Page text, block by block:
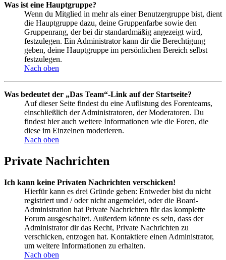
Was ist eine Hauptgruppe?
Wenn du Mitglied in mehr als einer Benutzergruppe bist, dient
die Hauptgruppe dazu, deine Gruppenfarbe sowie den
Gruppenrang, der bei dir standardmäßig angezeigt wird,
festzulegen. Ein Administrator kann dir die Berechtigung
geben, deine Hauptgruppe im persönlichen Bereich selbst
festzulegen.
Nach oben
Was bedeutet der „Das Team“-Link auf der Startseite?
Auf dieser Seite findest du eine Auflistung des Forenteams,
einschließlich der Administratoren, der Moderatoren. Du
findest hier auch weitere Informationen wie die Foren, die
diese im Einzelnen moderieren.
Nach oben
Private Nachrichten
Ich kann keine Privaten Nachrichten verschicken!
Hierfür kann es drei Gründe geben: Entweder bist du nicht
registriert und / oder nicht angemeldet, oder die Board-
Administration hat Private Nachrichten für das komplette
Forum ausgeschaltet. Außerdem könnte es sein, dass der
Administrator dir das Recht, Private Nachrichten zu
verschicken, entzogen hat. Kontaktiere einen Administrator,
um weitere Informationen zu erhalten.
Nach oben